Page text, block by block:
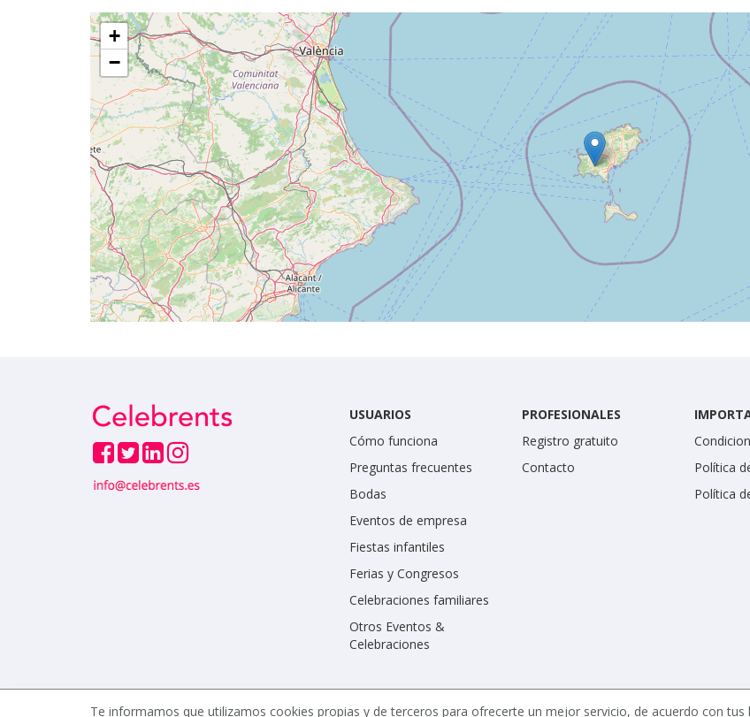
+
−
USUARIOS
Cómo funciona
Preguntas frecuentes
Bodas
Eventos de empresa
Fiestas infantiles
Ferias y Congresos
Celebraciones familiares
Otros Eventos &
Celebraciones
PROFESIONALES
Registro gratuito
Contacto
Política
Política
Te informamos que utilizamos cookies propias y de terceros para ofrecerte un mejor servicio, de acuerdo con